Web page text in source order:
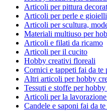
Articoli per pittura
Articoli per perle e
Articoli per scultura,
Materiali multiuso per
Articoli e filati da ricamo
Articoli per il cucito
Hobby creativi floreali
Cornici e tappeti fai da te
Altri articoli per hobby
Tessuti e stoffe per
Articoli per la
Candele e saponi fai da